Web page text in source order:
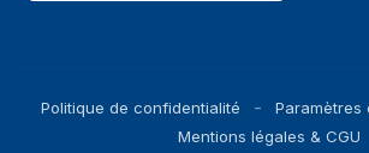
Politique de confidentialité
Paramètres
Mentions légales & CGU